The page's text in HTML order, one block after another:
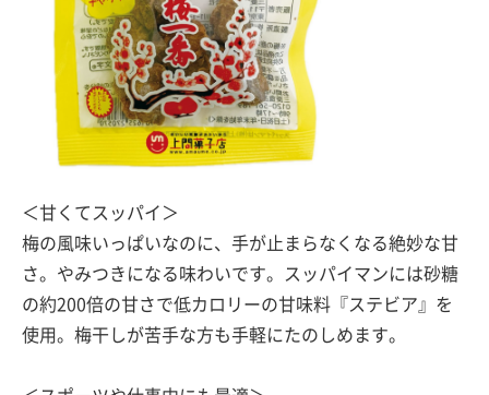
＜甘くてスッパイ＞
梅の風味いっぱいなのに、手が止まらなくなる絶妙な甘
さ。やみつきになる味わいです。スッパイマンには砂糖
の約200倍の甘さで低カロリーの甘味料『ステビア』を
使用。梅干しが苦手な方も手軽にたのしめます。